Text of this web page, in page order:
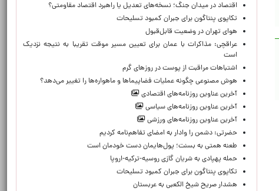
اقتصاد در میدان جنگ؛ نسخه‌های تعدیل یا راهبرد اقتصاد مقاومتی؟
تکاپوی پنتاگون برای جبران کمبود تسلیحات
هوای تهران در وضعیت قابل‌قبول
عراقچی: مذاکرات با عمان برای تعیین مسیر موقت تقریبا به نتیجه نزدیک
است
اشتباهات مراقبت از پوست در روزهای گرم
هوش مصنوعی چگونه عملیات فضاپیماها و ماهواره‌ها را تغییر می‌دهد؟
آخرین عناوین روزنامه‌های اقتصادی
آخرین عناوین روزنامه‌های سیاسی
آخرین عناوین روزنامه‌های ورزشی
حضرتی: دشمن را وادار به امضای تفاهم‌نامه کردیم
طعنه همتی به بسنت؛ پول‌هایمان دست خودمان است
حمله پهپادی به شریان گازی روسیه-ترکیه-اروپا
تکاپوی پنتاگون برای جبران کمبود تسلیحات
هشدار صریح شیخ الکعبی به عربستان